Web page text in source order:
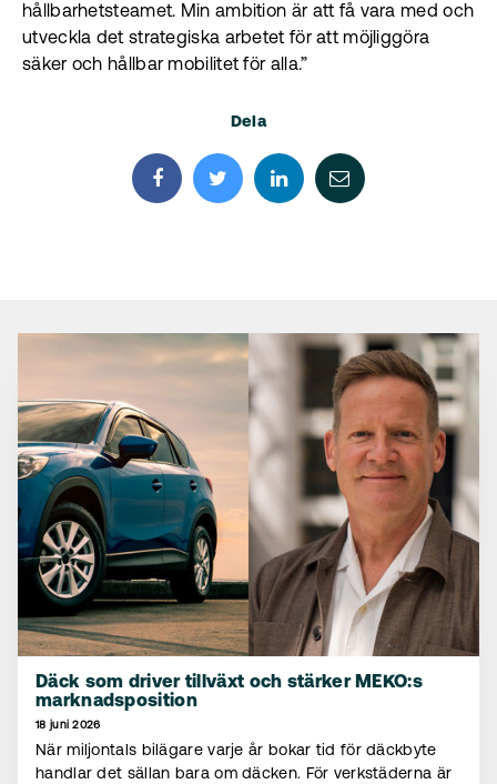
hållbarhetsteamet. Min ambition är att få vara med och
utveckla det strategiska arbetet för att möjliggöra
säker och hållbar mobilitet för alla.”
Dela
Däck som driver tillväxt och stärker MEKO:s
marknadsposition
18 juni 2026
När miljontals bilägare varje år bokar tid för däckbyte
handlar det sällan bara om däcken. För verkstäderna är